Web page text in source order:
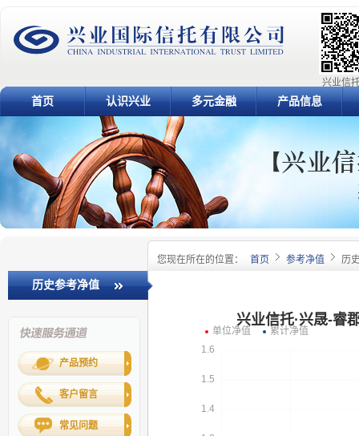
兴业信
首页 认识兴业 多元金融 产品信息
您现在所在的位置： 首页 参考净值 历
历史参考净值
产品预约
客户留言
常见问题